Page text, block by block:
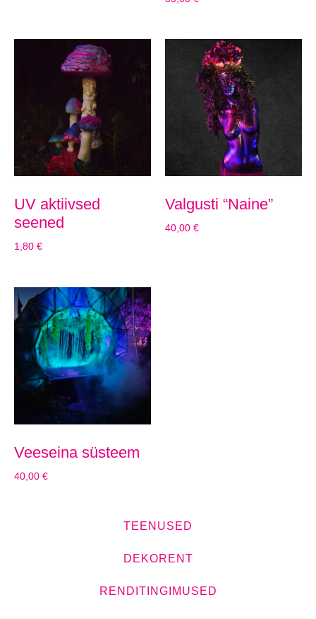
UV aktiivsed
seened
1,80 €
Valgusti “Naine”
40,00 €
Veeseina süsteem
40,00 €
TEENUSED
DEKORENT
RENDITINGIMUSED